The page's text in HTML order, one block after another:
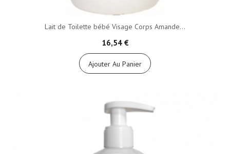
Lait de Toilette bébé Visage Corps Amande...
16,54 €
Ajouter Au Panier